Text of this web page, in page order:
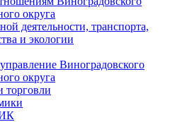
округа
деятельности, транспорта,
и экологии
Виноградовского
округа